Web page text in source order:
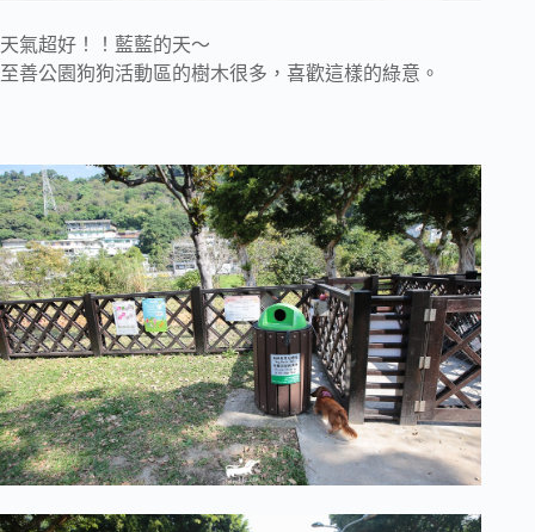
天氣超好！！藍藍的天～
至善公園狗狗活動區的樹木很多，喜歡這樣的綠意。